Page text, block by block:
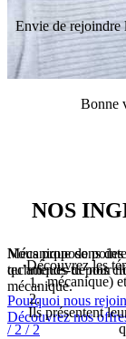
Nous proposons
techniques de nos
mécanique.
Découvrez nos
Mécanique de
qu’attends-tu pour
Pourquoi nous
/ 2 / 2
Envie de rejoindre
Bonne
NOS
Découvrez les
mécanique)
Ils présentent